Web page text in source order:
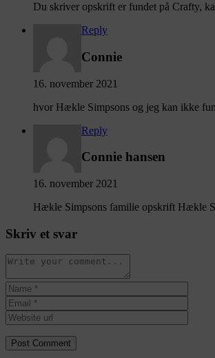
Du skriver opskrift er fundet på Crafty,
Reply
Connie
16. november 2021
hvor Hækle Simpsons og jeg kan ikke
Reply
Connie hansen
16. november 2021
Hækle Simpsons familie opskrift Hækle
Skriv et svar